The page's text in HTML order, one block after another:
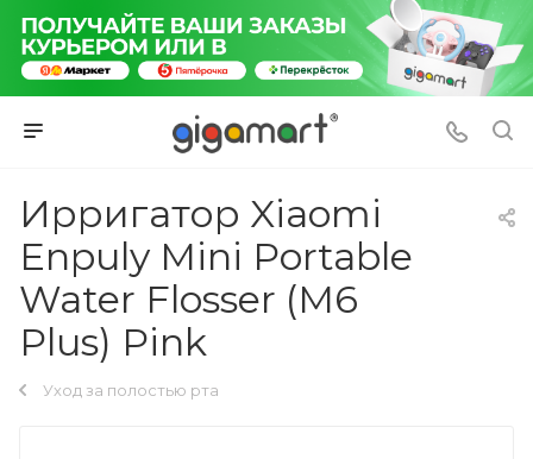
Ирригатор Xiaomi
Enpuly Mini Portable
Water Flosser (M6
Plus) Pink
Уход за полостью рта